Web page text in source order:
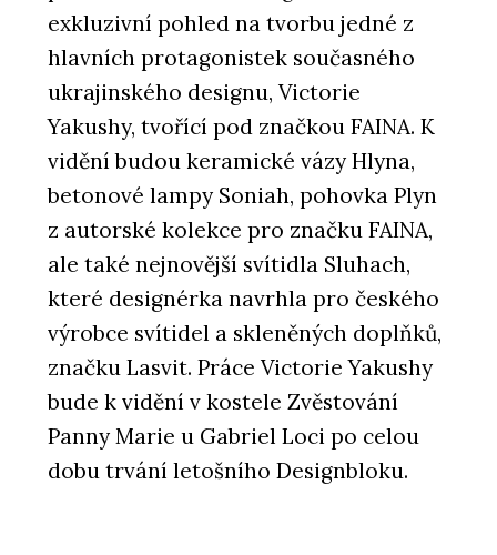
exkluzivní pohled na tvorbu jedné z
hlavních protagonistek současného
ukrajinského designu, Victorie
Yakushy, tvořící pod značkou FAINA. K
vidění budou keramické vázy Hlyna,
betonové lampy Soniah, pohovka Plyn
z autorské kolekce pro značku FAINA,
ale také nejnovější svítidla Sluhach,
které designérka navrhla pro českého
výrobce svítidel a skleněných doplňků,
značku Lasvit. Práce Victorie Yakushy
bude k vidění v kostele Zvěstování
Panny Marie u Gabriel Loci po celou
dobu trvání letošního Designbloku.